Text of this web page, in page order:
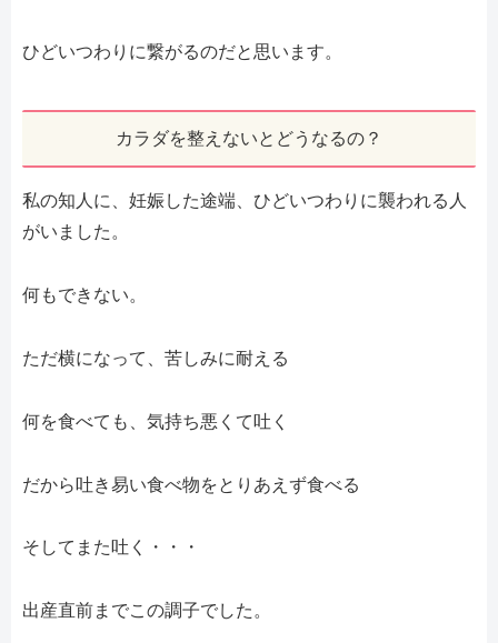
ひどいつわりに繋がるのだと思います。
カラダを整えないとどうなるの？
私の知人に、妊娠した途端、ひどいつわりに襲われる人
がいました。
何もできない。
ただ横になって、苦しみに耐える
何を食べても、気持ち悪くて吐く
だから吐き易い食べ物をとりあえず食べる
そしてまた吐く・・・
出産直前までこの調子でした。